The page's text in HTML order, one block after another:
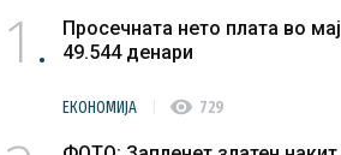
1
Просечната нето плата во мај
49.544 денари
ЕКОНОМИЈА visibility 729